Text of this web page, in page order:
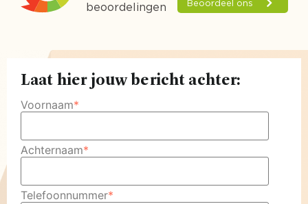
Laat hier jouw bericht achter:
Voornaam*
Achternaam*
Telefoonnummer*